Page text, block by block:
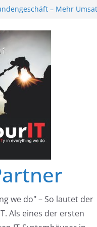
– Mehr
mit BAFA-
TISAX – Wohin die Reise
Service Provider (MSP)
ISO 27001 im
nutzen
we do" – So lautet der
Als eines der ersten